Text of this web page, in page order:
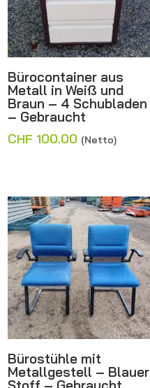
Bürocontainer aus
Metall in Weiß und
Braun – 4 Schubladen
– Gebraucht
CHF 100.00 (Netto)
Bürostühle mit
Metallgestell – Blauer